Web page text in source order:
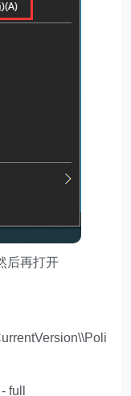
再打开